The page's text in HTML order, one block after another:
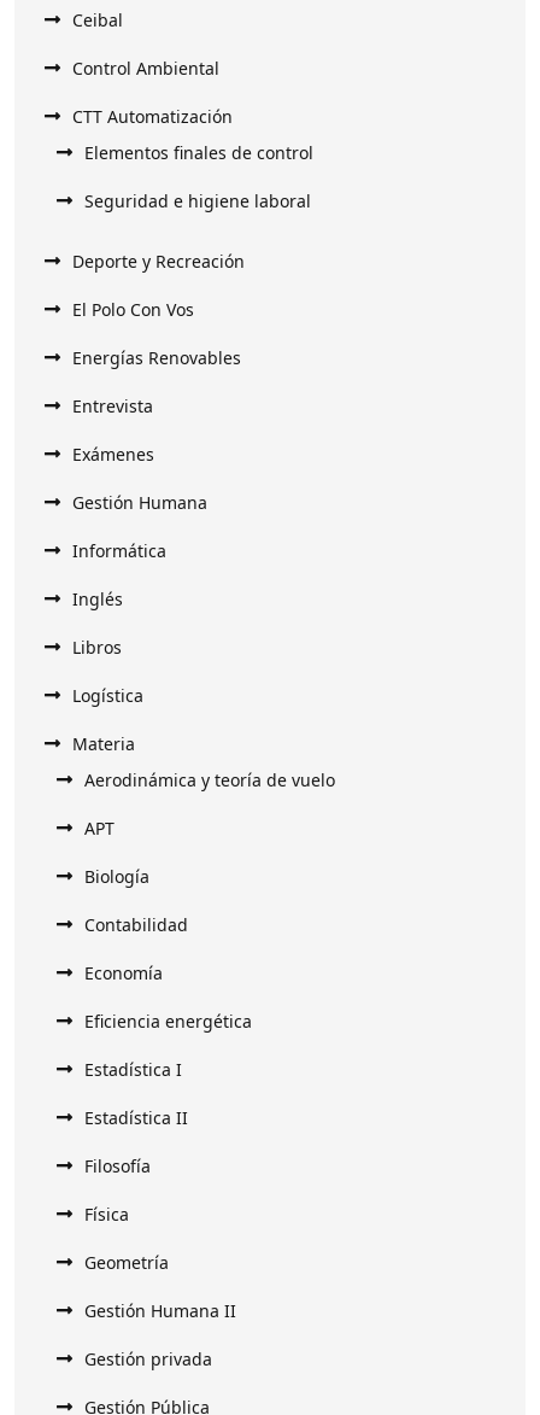
Ceibal
Control Ambiental
CTT Automatización
Elementos finales de control
Seguridad e higiene laboral
Deporte y Recreación
El Polo Con Vos
Energías Renovables
Entrevista
Exámenes
Gestión Humana
Informática
Inglés
Libros
Logística
Materia
Aerodinámica y teoría de vuelo
APT
Biología
Contabilidad
Economía
Eficiencia energética
Estadística I
Estadística II
Filosofía
Física
Geometría
Gestión Humana II
Gestión privada
Gestión Pública